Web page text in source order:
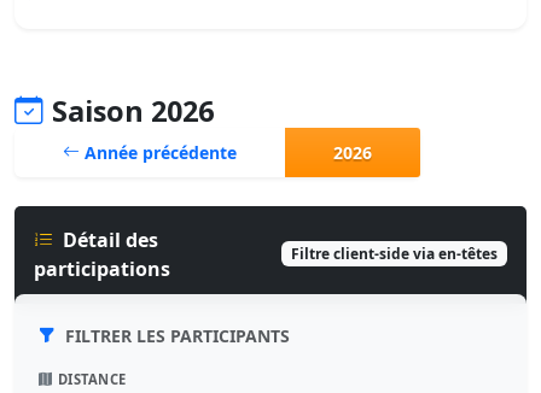
Saison 2026
Année précédente 2026
Détail des
participations
Filtre client-side via en-têtes
FILTRER LES PARTICIPANTS
DISTANCE